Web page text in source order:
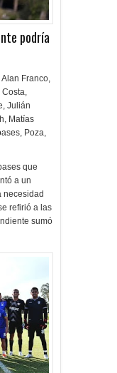
podría
Alan Franco,
Costa,
, Julián
, Matías
, Poza,
que
a un
necesidad
refirió a las
sumó